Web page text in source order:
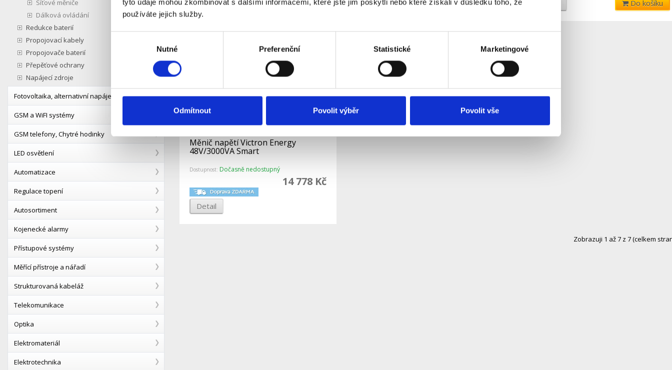
tyto údaje mohou zkombinovat s dalšími informacemi, které jste jim poskytli nebo které získali v důsledku toho, že
používáte jejich služby.
Nutné Preferenční Statistické Marketingové
Odmítnout Povolit výběr Povolit vše
Síťové měniče
Dálková ovládání
Redukce baterií
Propojovací kabely
Propojovače baterií
Přepěťové ochrany
Napájecí zdroje
Fotovoltaika, alternativní napájení
GSM a WiFI systémy
GSM telefony, Chytré hodinky
LED osvětlení
Automatizace
Regulace topení
Autosortiment
Kojenecké alarmy
Přístupové systémy
Měřící přístroje a nářadí
Strukturovaná kabeláž
Telekomunikace
Optika
Elektromateriál
Elektrotechnika
Detail Do košíku Detail Do košíku Do košíku
Měnič napětí Victron Energy
48V/3000VA Smart
Dostupnost: Dočasně nedostupný
14 778 Kč
Detail
Zobrazuji 1 až 7 z 7 (celkem